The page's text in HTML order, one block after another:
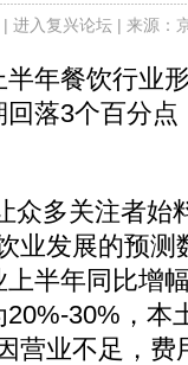
| 进入复兴论坛| 来源：
年餐饮行业
落3个百分
多关注者始
业发展的预
半年同比增
30%，本
营业不足，费